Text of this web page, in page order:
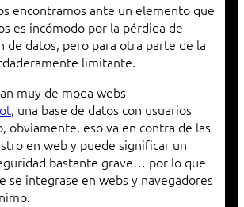
encontramos ante un elemento que
es incómodo por la pérdida de
de datos, pero para otra parte de la
limitante.
muy de moda webs
, una base de datos con usuarios
obviamente, eso va en contra de las
en web y puede significar un
bastante grave… por lo que
se integrase en webs y navegadores